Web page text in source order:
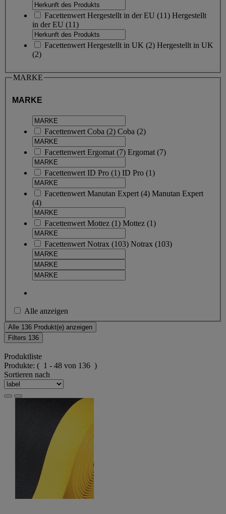
Facettenwert Hergestellt in der EU (11) Hergestellt
in der EU (11)
Facettenwert Hergestellt in UK (2) Hergestellt in UK
(2)
MARKE
MARKE
Facettenwert Coba (2) Coba (2)
Facettenwert Ergomat (7) Ergomat (7)
Facettenwert ID Pro (1) ID Pro (1)
Facettenwert Manutan Expert (4) Manutan Expert
(4)
Facettenwert Mottez (1) Mottez (1)
Facettenwert Notrax (103) Notrax (103)
Alle anzeigen
Alle 136 Produkt(e) anzeigen
Filters 136
Produktliste
Produkte: ( 1 - 48 von 136 )
Sortieren nach